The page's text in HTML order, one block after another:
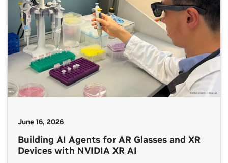
June 16, 2026
Building AI Agents for AR Glasses and XR
Devices with NVIDIA XR AI